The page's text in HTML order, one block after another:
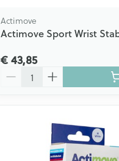
Actimove
Actimove Sport Wrist
€ 43,85